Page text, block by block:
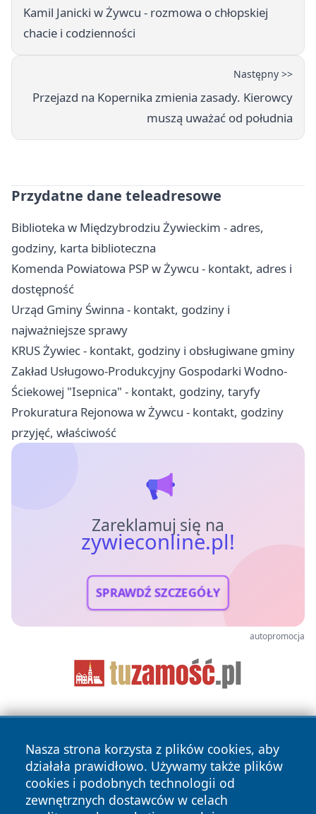
Kamil Janicki w Żywcu - rozmowa o chłopskiej
chacie i codzienności
Następny >>
Przejazd na Kopernika zmienia zasady. Kierowcy
muszą uważać od południa
Przydatne dane teleadresowe
Biblioteka w Międzybrodziu Żywieckim - adres,
godziny, karta biblioteczna
Komenda Powiatowa PSP w Żywcu - kontakt, adres i
dostępność
Urząd Gminy Świnna - kontakt, godziny i
najważniejsze sprawy
KRUS Żywiec - kontakt, godziny i obsługiwane gminy
Zakład Usługowo-Produkcyjny Gospodarki Wodno-
Ściekowej "Isepnica" - kontakt, godziny, taryfy
Prokuratura Rejonowa w Żywcu - kontakt, godziny
przyjęć, właściwość
Zareklamuj się na
zywieconline.pl!
SPRAWDŹ SZCZEGÓŁY
autopromocja
Nasza strona korzysta z plików cookies, aby
działała prawidłowo. Używamy także plików
cookies i podobnych technologii od
zewnętrznych dostawców w celach
Copyright © 2026 zywieconline.pl Wszystkie prawa